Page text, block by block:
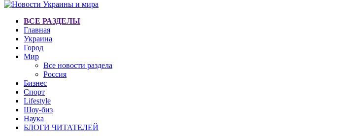
ВСЕ РАЗДЕЛЫ
Главная
Украина
Город
Мир
Все новости раздела
Россия
Бизнес
Спорт
Lifestyle
Шоу-биз
Наука
БЛОГИ ЧИТАТЕЛЕЙ